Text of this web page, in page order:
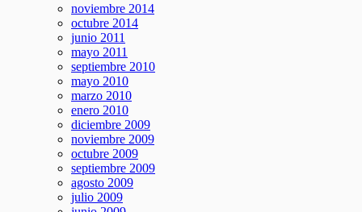
noviembre 2014
octubre 2014
junio 2011
mayo 2011
septiembre 2010
mayo 2010
marzo 2010
enero 2010
diciembre 2009
noviembre 2009
octubre 2009
septiembre 2009
agosto 2009
julio 2009